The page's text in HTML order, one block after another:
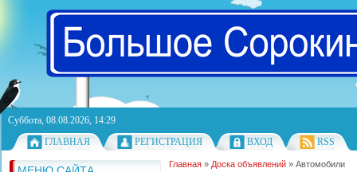
Суббота, 08.08.2026, 14:29
ГЛАВНАЯ
РЕГИСТРАЦИЯ ВХОД RSS
Главная » Доска объявлений » Автомобили